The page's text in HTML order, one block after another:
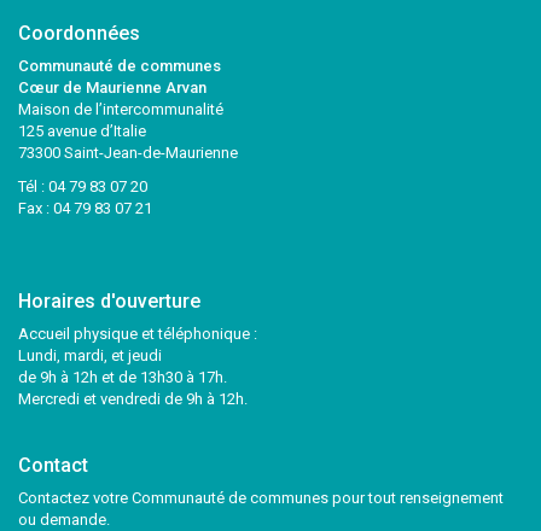
Coordonnées
Communauté de communes
Cœur de Maurienne Arvan
Maison de l’intercommunalité
125 avenue d’Italie
73300 Saint-Jean-de-Maurienne
Tél : 04 79 83 07 20
Fax : 04 79 83 07 21
Horaires d'ouverture
Accueil physique et téléphonique :
Lundi, mardi, et jeudi
de 9h à 12h et de 13h30 à 17h.
Mercredi et vendredi de 9h à 12h.
Contact
Contactez votre Communauté de communes pour tout renseignement
ou demande.